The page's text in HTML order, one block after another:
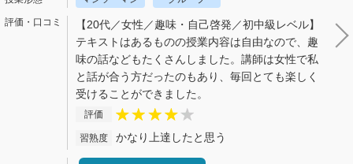
【20代／女性／趣味・自己啓発／初中級レベル】
テキストはあるものの授業内容は自由なので、趣
味の話などもたくさんしました。講師は女性で私
と話が合う方だったのもあり、毎回とても楽しく
受けることができました。
評価
習熟度 かなり上達したと思う